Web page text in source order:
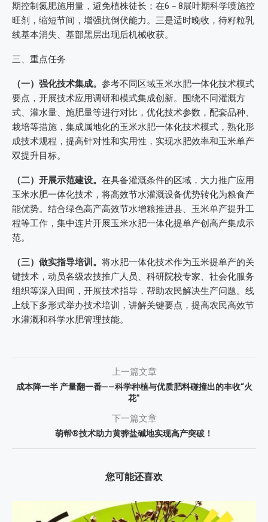
期控制氮肥施用量，避免植株徒长；在6－8展叶期科学喷施控
旺剂，缩短节间，增强抗倒伏能力。三是适时晚收，待籽粒乳
线基本消失、基部黑层出现后机械收获。
三、重点任务
（一）强化技术集成。 参考不同区域玉米水肥一体化技术模式
要点，开展技术应用调研和模式集成创新。围绕不同灌溉方
式、灌水量、施肥量等进行对比，优化技术参数，配套品种、
栽培等措施，集成属地化的玉米水肥一体化技术模式，熟化形
成技术规程，提高针对性和实用性，实现水肥效率和玉米单产
双提升目标。
（二）开展示范建设。 在具备灌溉条件的区域，大力推广应用
玉米水肥一体化技术，将高效节水灌溉设备优势转化为粮食产
能优势。结合绿色高产高效节水增粮推进县、玉米单产提升工
程等工作，集中连片开展玉米水肥一体化提单产创高产集成示
范。
（三）做实指导培训。 将水肥一体化技术作为玉米提单产的关
键技术，动员各级农技推广人员、科研院校专家、社会化服务
组织等深入田间，开展技术指导，帮助农民解决生产问题。线
上线下多形式举办技术培训，讲解关键要点，提高农民高效节
水灌溉和科学水肥管理技能。
上一篇文章
成本降一半 产量翻一番——科学种植与优质肥料碰撞出的丰收“火
花”
下一篇文章
萌帮®技术助力黄骅盐碱地实现高产突破！
您可能还喜欢